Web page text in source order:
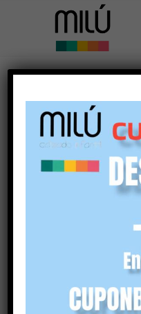
Ordenar porPor defecto
Mostrar45 Artículos por página